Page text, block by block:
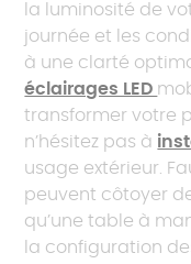
la luminosité de
journée et les
à une clarté
éclairages LED
transformer votre
n’hésitez pas à
usage extérieur.
peuvent côtoyer
qu’une table à
la configuration